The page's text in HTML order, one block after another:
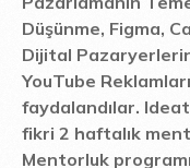
Düşünme, Figma,
Dijital
YouTube
faydalandılar.
fikri 2 haftalık
Mentorluk